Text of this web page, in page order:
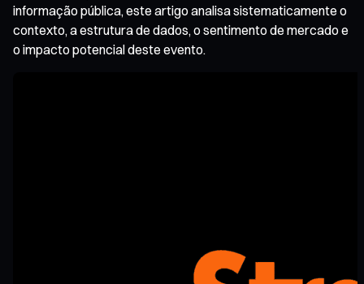
informação pública, este artigo analisa sistematicamente o
contexto, a estrutura de dados, o sentimento de mercado e
o impacto potencial deste evento.